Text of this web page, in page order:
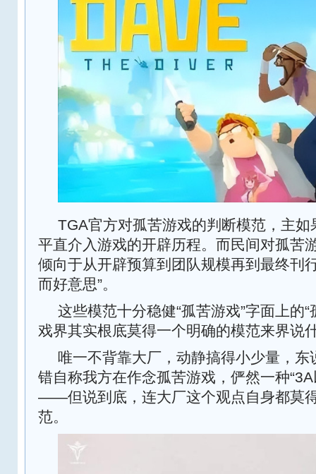
TGA官方对孤苦游戏的判断模范，主
平直介入游戏的开辟历程。而民间对孤苦
倾向于从开辟预算到团队规模再到最终刊
而好意思”。
这些模范十分稳健“孤苦游戏”字面上的
戏界其实根底莫得一个明确的模范来界说
唯一不背靠大厂，动静搞得小少量，东
错自称我方在作念孤苦游戏，俨然一种
——但说到底，连大厂这个观点自身都莫
范。